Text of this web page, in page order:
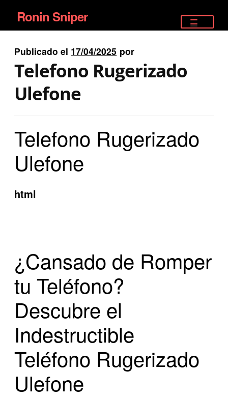
Ir
a
la
navegación
Ir
al
contenido
Ronin Sniper
EQUIPAMIENTO ÉLITE
PISTOLAS
SATELITALES
Publicado el 17/04/2025 por
Telefono Rugerizado
Ulefone
Telefono Rugerizado
Ulefone
html
¿Cansado de Romper
tu Teléfono?
Descubre el
Indestructible
Teléfono Rugerizado
Ulefone